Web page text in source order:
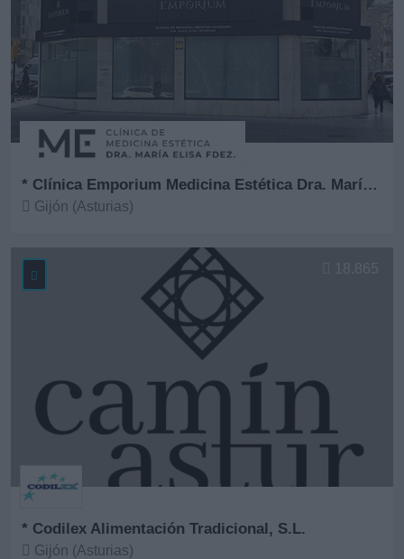
* Clínica Emporium Medicina Estética Dra. María Elisa Fernández
Gijón (Asturias)
* Codilex Alimentación Tradicional, S.L.
Gijón (Asturias)